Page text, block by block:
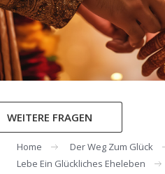
WEITERE FRAGEN
Home Der Weg Zum Glück
Lebe Ein Glückliches Eheleben